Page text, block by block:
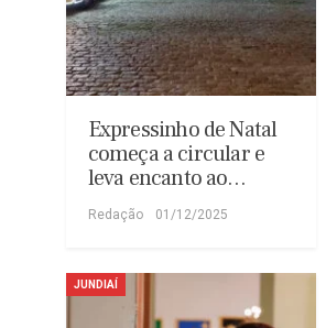
Expressinho de Natal
começa a circular e
leva encanto ao…
Redação 01/12/2025
JUNDIAÍ